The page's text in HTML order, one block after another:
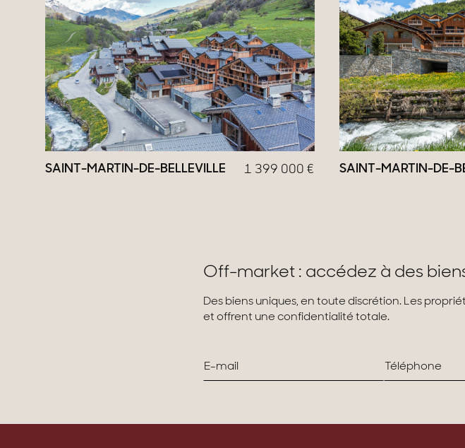
SAINT-MARTIN-DE-BELLEVILLE 1 399 000 € SAINT-MARTIN-DE-
Off-market : accédez à des
Des biens uniques, en toute discrétion. Les
et offrent une confidentialité totale.